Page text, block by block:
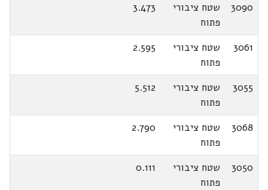
3090
שטח ציבורי
פתוח
3.473
3061
שטח ציבורי
פתוח
2.595
3055
שטח ציבורי
פתוח
5.512
3068
שטח ציבורי
פתוח
2.790
3050
שטח ציבורי
פתוח
0.111